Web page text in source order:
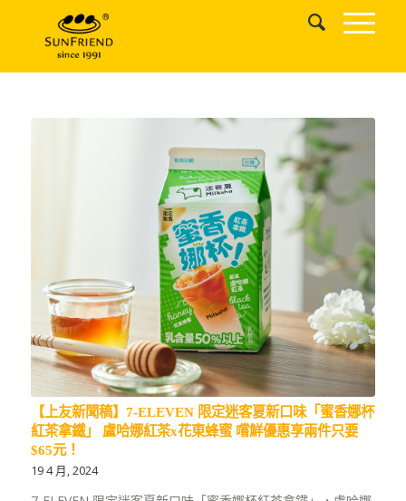
【上友新聞稿】7-ELEVEN 限定迷客夏新口味「蜜香娜杯
紅茶拿鐵」 盧哈娜紅茶x花東蜂蜜 嚐鮮優惠享兩件只要
$65元！
19 4 月, 2024